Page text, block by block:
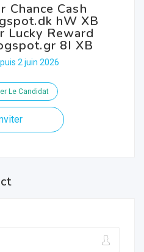
Chance Cash
hW XB
Lucky Reward
8I XB
2 juin 2026
Le Candidat